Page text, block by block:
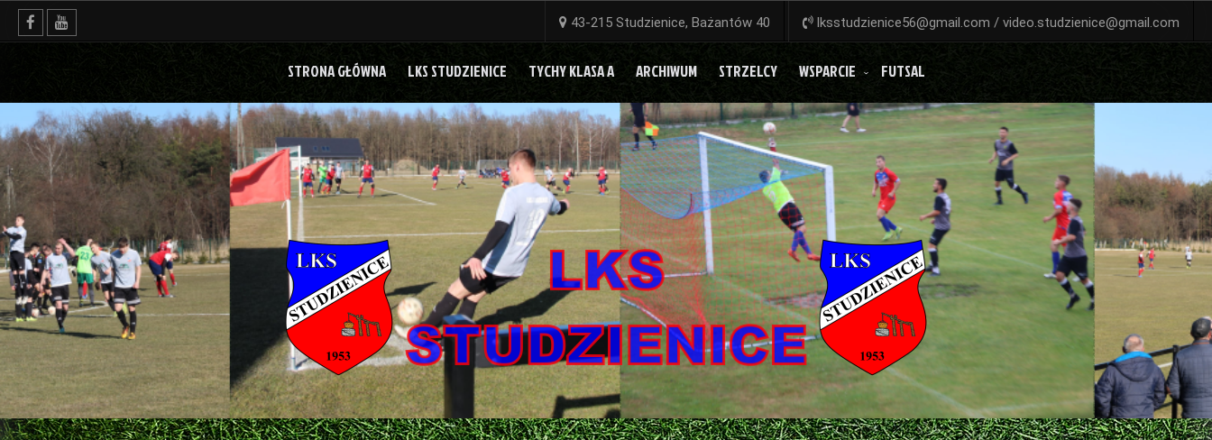
Skip
content
43-215 Studzienice, Bażantów 40 lksstudzienice56@gmail.com / video.studzienice@gmail.com
STRONA GŁÓWNA LKS STUDZIENICE TYCHY KLASA A ARCHIWUM STRZELCY WSPARCIE FUTSAL